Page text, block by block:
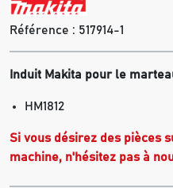
Référence : 517914-1
Induit Makita pour le
HM1812
Si vous désirez des pièces
machine, n'hésitez pas à